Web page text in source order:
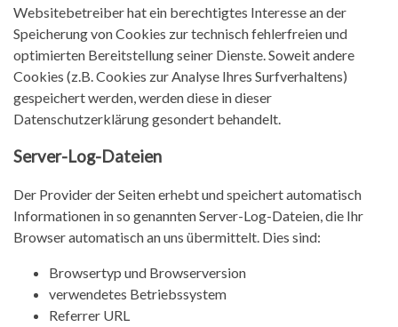
Websitebetreiber hat ein berechtigtes Interesse an der
Speicherung von Cookies zur technisch fehlerfreien und
optimierten Bereitstellung seiner Dienste. Soweit andere
Cookies (z.B. Cookies zur Analyse Ihres Surfverhaltens)
gespeichert werden, werden diese in dieser
Datenschutzerklärung gesondert behandelt.
Server-Log-Dateien
Der Provider der Seiten erhebt und speichert automatisch
Informationen in so genannten Server-Log-Dateien, die Ihr
Browser automatisch an uns übermittelt. Dies sind:
Browsertyp und Browserversion
verwendetes Betriebssystem
Referrer URL